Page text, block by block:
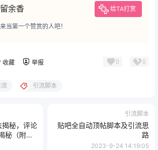
余香 给TA打赏
当第一个赞赏的人吧！
收藏 举报 0 0
引流脚本
秘，评论
秘（附
引流脚本
贴吧全自动顶帖脚本及引流思
路
2023-9-24 14:19:05